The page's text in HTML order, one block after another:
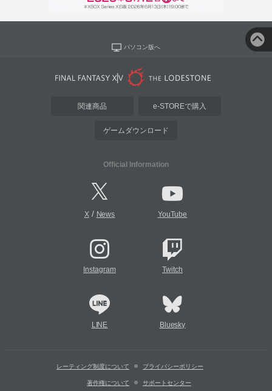
パソコン版へ
関連商品 e-STOREで購入
ゲームダウンロード
Official Information
X/ News YouTube
Instagram Twitch
LINE Bluesky
レーティング制度について プライバシーポリシー
著作権について サポートセンター